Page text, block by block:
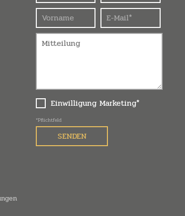
Einwilligung Marketing*
*Pflichtfeld